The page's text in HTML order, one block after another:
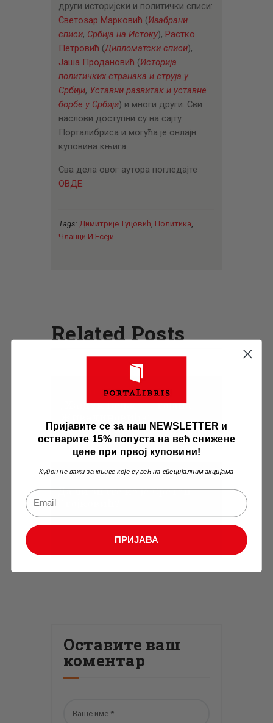
други историјски и политички списи:
Светозар Марковић (Изабрани
списи, Србија на Истоку), Растко
Петровић (Дипломатски списи),
Јаша Продановић (Историја
политичких странака и струја у
Србији, Уставни развитак и уставне
борбе у Србији) и многи други. Сви
наслови доступни су на сајту
Порталибриса и могућа је онлајн
куповина књига.
Сва дела овог аутора погледајте
ОВДЕ.
Tags: Димитрије Туцовић, Политика,
Чланци И Есеји
Related Posts
Занимљивости
„Хајдук Вељко” Стојана
Психологија епског јунака
Да ли знате ко је Сретен
Оставите ваш
коментар
Пријавите се за наш NEWSLETTER и
остварите 15% попуста на већ снижене
цене при првој куповини!
Купон не важи за књиге које су већ на специјалним акцијама
ПРИЈАВА